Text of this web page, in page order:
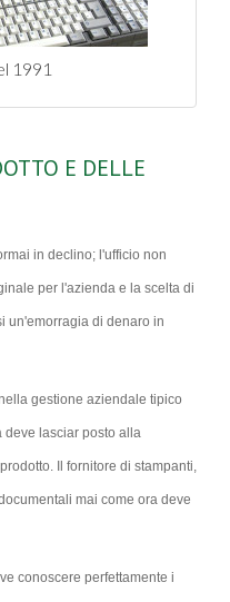
1991
E DELLE
in declino; l'ufficio non
per l'azienda e la scelta di
un'emorragia di denaro in
gestione aziendale tipico
lasciar posto alla
Il fornitore di stampanti,
mai come ora deve
conoscere perfettamente i